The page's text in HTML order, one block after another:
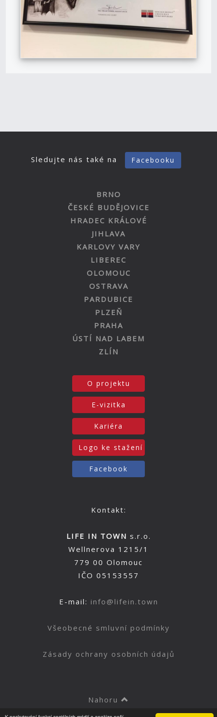
Sledujte nás také na Facebooku
BRNO
ČESKÉ BUDĚJOVICE
HRADEC KRÁLOVÉ
JIHLAVA
KARLOVY VARY
LIBEREC
OLOMOUC
OSTRAVA
PARDUBICE
PLZEŇ
PRAHA
ÚSTÍ NAD LABEM
ZLÍN
O projektu
E-vizitka
Kariéra
Logo ke stažení
Facebook
Kontakt:
LIFE IN TOWN s.r.o.
Wellnerova 1215/1
779 00 Olomouc
IČO 05153557
E-mail: info@lifein.town
Všeobecné smluvní podmínky
Zásady ochrany osobních údajů
Nahoru